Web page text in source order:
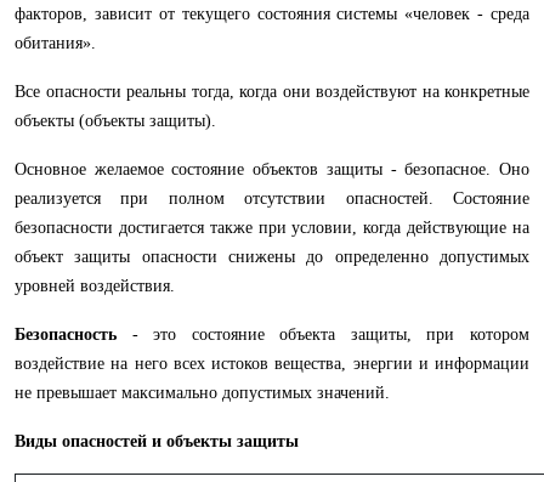
факторов, зависит от текущего состояния системы «человек - среда
обитания».
Все опасности реальны тогда, когда они воздействуют на конкретные
объекты (объекты защиты).
Основное желаемое состояние объектов защиты - безопасное. Оно
реализуется при полном отсутствии опасностей. Состояние
безопасности достигается также при условии, когда действующие на
объект защиты опасности снижены до определенно допустимых
уровней воздействия.
Безопасность
- это состояние объекта защиты, при котором
воздействие на него всех истоков вещества, энергии и информации
не превышает максимально допустимых значений.
Виды опасностей и объекты защиты